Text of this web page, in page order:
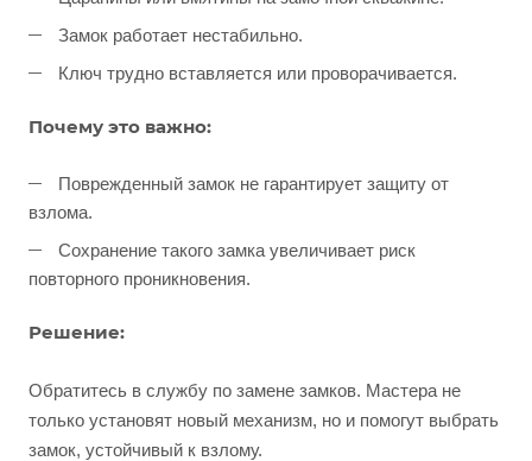
Замок работает нестабильно.
Ключ трудно вставляется или проворачивается.
Почему это важно:
Поврежденный замок не гарантирует защиту от
взлома.
Сохранение такого замка увеличивает риск
повторного проникновения.
Решение:
Обратитесь в службу по замене замков. Мастера не
только установят новый механизм, но и помогут выбрать
замок, устойчивый к взлому.